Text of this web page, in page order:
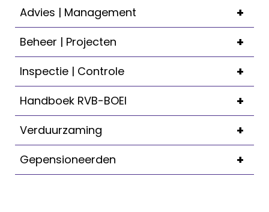
+
Advies | Management
+
Beheer | Projecten
+
Inspectie | Controle
+
Handboek RVB-BOEI
+
Verduurzaming
+
Gepensioneerden